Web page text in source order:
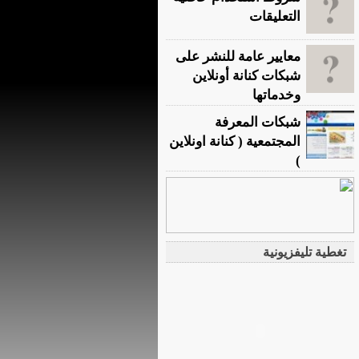
التعليقات
معايير عامة للنشر على
شبكات كنانة أونلاين
وخدماتها
شبكات المعرفة
المجتمعية ( كنانة اونلاين
)
تغطية تليفزيونية